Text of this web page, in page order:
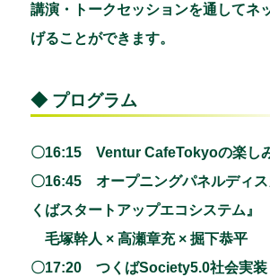
講演・トークセッションを通してネ
げることができます。
◆ プログラム
〇16:15 Ventur CafeTokyoの楽し
〇16:45 オープニングパネルディス
くばスタートアップエコシステム』
毛塚幹人 × 高瀬章充 × 掘下恭平
〇17:20 つくばSociety5.0社会実装